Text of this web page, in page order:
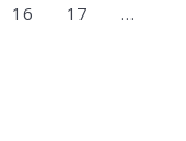
16 17
…